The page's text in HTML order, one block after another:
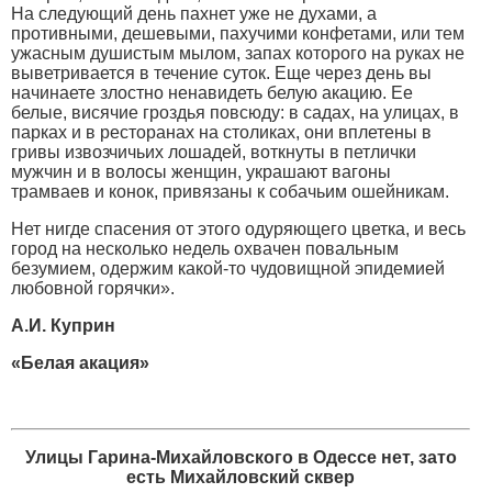
На следующий день пахнет уже не духами, а
противными, дешевыми, пахучими конфетами, или тем
ужасным душистым мылом, запах которого на руках не
выветривается в течение суток. Еще через день вы
начинаете злостно ненавидеть белую акацию. Ее
белые, висячие гроздья повсюду: в садах, на улицах, в
парках и в ресторанах на столиках, они вплетены в
гривы извозчичьих лошадей, воткнуты в петлички
мужчин и в волосы женщин, украшают вагоны
трамваев и конок, привязаны к собачьим ошейникам.
Нет нигде спасения от этого одуряющего цветка, и весь
город на несколько недель охвачен повальным
безумием, одержим какой-то чудовищной эпидемией
любовной горячки».
А.И. Куприн
«Белая акация»
Улицы Гарина-Михайловского в Одессе нет, зато
есть Михайловский сквер